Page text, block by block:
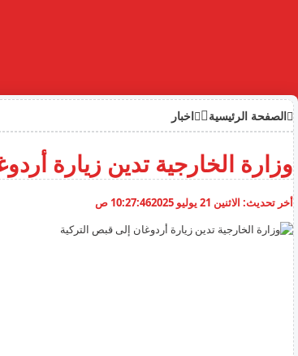
الصفحة الرئيسية اخبار
وزارة الخارجية تدين زيارة
أخر تحديث: الاثنين 21 يوليو 2025 10:27:46 ص